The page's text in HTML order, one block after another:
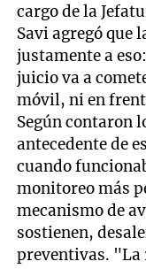
cargo de la
Savi agregó que
justamente a
juicio va a
móvil, ni en
Según contaron
antecedente de
cuando
monitoreo más
mecanismo de
sostienen,
preventivas. "La